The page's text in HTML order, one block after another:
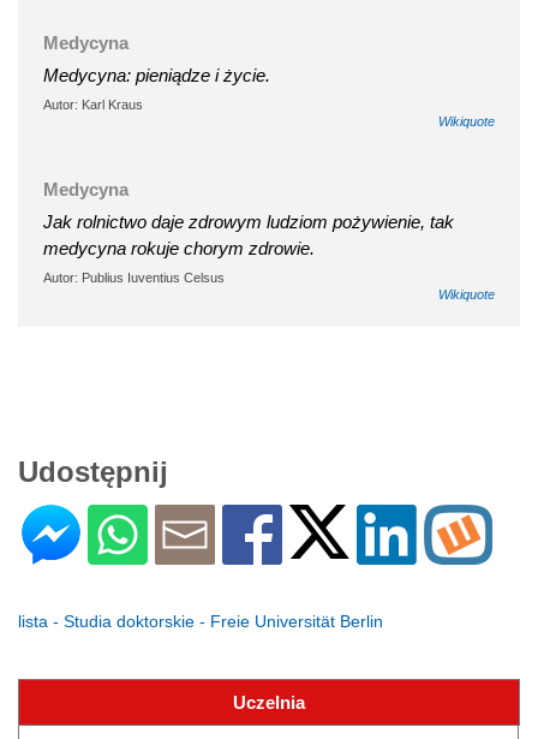
Medycyna
Medycyna: pieniądze i życie.
Autor: Karl Kraus
Wikiquote
Medycyna
Jak rolnictwo daje zdrowym ludziom pożywienie, tak
medycyna rokuje chorym zdrowie.
Autor: Publius Iuventius Celsus
Wikiquote
Udostępnij
lista - Studia doktorskie - Freie Universität Berlin
Uczelnia